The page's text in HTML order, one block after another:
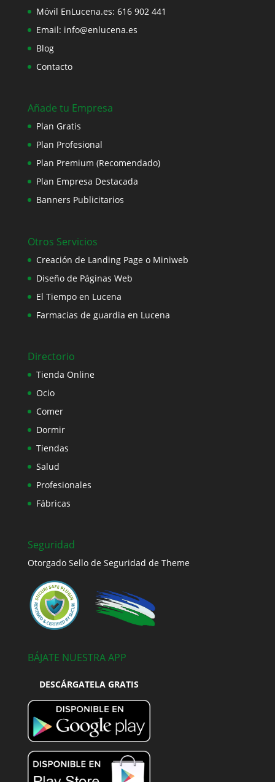
Móvil EnLucena.es: 616 902 441
Email: info@enlucena.es
Blog
Contacto
Añade tu Empresa
Plan Gratis
Plan Profesional
Plan Premium (Recomendado)
Plan Empresa Destacada
Banners Publicitarios
Otros Servicios
Creación de Landing Page o Miniweb
Diseño de Páginas Web
El Tiempo en Lucena
Farmacias de guardia en Lucena
Directorio
Tienda Online
Ocio
Comer
Dormir
Tiendas
Salud
Profesionales
Fábricas
Seguridad
Otorgado Sello de Seguridad de Theme
BÁJATE NUESTRA APP
DESCÁRGATELA GRATIS